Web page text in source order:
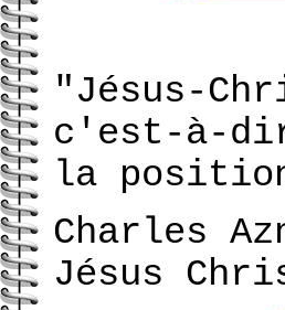
"Jésus-
c'est-à-
la
Charles
Jésus